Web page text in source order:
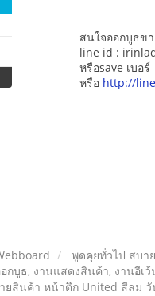
สนใจออกบูธข
line id :
หรือsave เบอ
หรือ http://
พูดคุยทั่วไป สบา
กบูธ, งานแสดงสินค้า, งานอีเ
ยสินค้า หน้าตึก United สีลม วั